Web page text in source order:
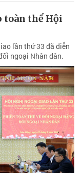
toàn thể Hội
lần thứ 33 đã diễn
ngoại Nhân dân.